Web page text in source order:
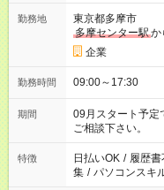
勤務地
東京都多摩市
多摩センター駅か
企業
勤務時間 09:00～17:30
期間
09月スタート予
ご相談下さい。
特徴 日払いOK / 履歴書
集 / パソコンスキ